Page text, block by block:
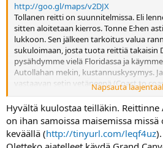
http://goo.gl/maps/v2DJX
Tollanen reitti on suunnitelmissa. Eli
sitten aloitetaan kierros. Tonne E:hen
lukkoon. Sen jälkeen tarkoitus valua
sukuloimaan, josta tuota reittiä takaisin
pysähdymme vielä Floridassa ja
Autollahan mekin, kustannuskysymys.
vastaavan setin vetäneenä (Coast to
mopolla tälläistä vetäsikään, on tossa
tavaroiden kuljettamista jne.
Eli kermanappeja ollaan, ja saahan sitä
kotosalla
Napsauta
Hyvältä kuulostaa teilläkin.
on ihan samoissa maisemissa
keväällä (http://tinyurl.com/leqf4uz).